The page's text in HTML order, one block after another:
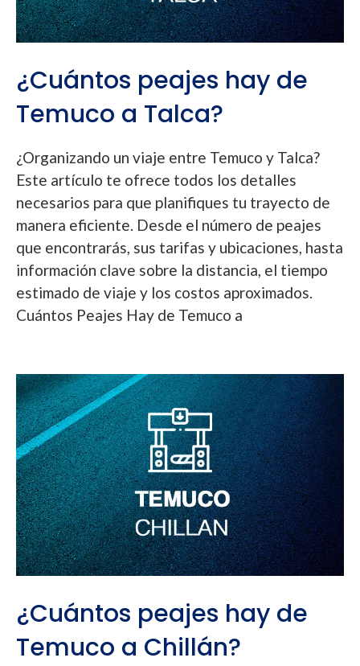
¿Cuántos peajes hay de
Temuco a Talca?
¿Organizando un viaje entre Temuco y Talca?
Este artículo te ofrece todos los detalles
necesarios para que planifiques tu trayecto de
manera eficiente. Desde el número de peajes
que encontrarás, sus tarifas y ubicaciones, hasta
información clave sobre la distancia, el tiempo
estimado de viaje y los costos aproximados.
Cuántos Peajes Hay de Temuco a
¿Cuántos peajes hay de
Temuco a Chillán?